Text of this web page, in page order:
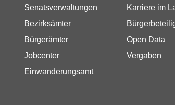
Senatsverwaltungen
Bezirksämter
Bürgerämter
Jobcenter
Einwanderungsamt
Karriere im
Open Data
Vergaben